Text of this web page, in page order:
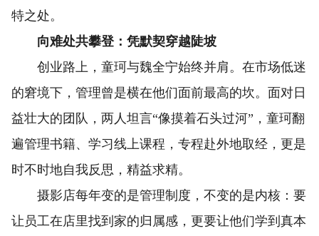
特之处。
向难处共攀登：凭默契穿越陡坡
创业路上，童珂与魏全宁始终并肩。在市场低迷
的窘境下，管理曾是横在他们面前最高的坎。面对日
益壮大的团队，两人坦言“像摸着石头过河”，童珂翻
遍管理书籍、学习线上课程，专程赴外地取经，更是
时不时地自我反思，精益求精。
摄影店每年变的是管理制度，不变的是内核：要
让员工在店里找到家的归属感，更要让他们学到真本